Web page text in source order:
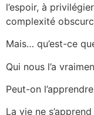
l’espoir, à
complexité
Mais… qu’est-ce
Qui nous l’a
Peut-on
La vie ne